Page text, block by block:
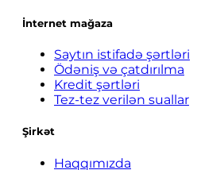
İnternet mağaza
Saytın istifadə şərtləri
Ödəniş və çatdırılma
Kredit şərtləri
Tez-tez verilən suallar
Şirkət
Haqqımızda